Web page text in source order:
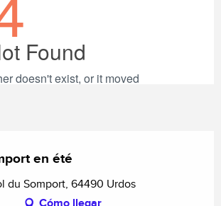
en été
du Somport, 64490 Urdos